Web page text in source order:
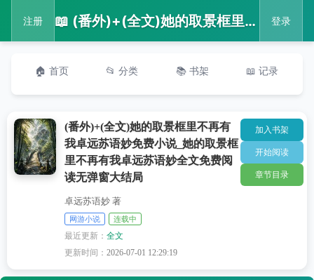
注册 📖 (番外)+(全文)她的取景框里不再有我卓远苏语妙免费小说_她的取景框里不再有我卓远苏语妙全文免费阅读无弹窗大结局 登录
🏠 首页 📂 分类 📚 书架 📖 记录
(番外)+(全文)她的取景框里不再有
我卓远苏语妙免费小说_她的取景框
里不再有我卓远苏语妙全文免费阅
读无弹窗大结局
卓远苏语妙 著
网游小说 连载中
最近更新：全文
更新时间：2026-07-01 12:29:19
加入书架
开始阅读
章节目录